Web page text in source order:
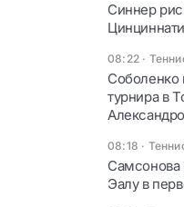
Синнер
08:22 ·
Соболенко
турнира в
08:18 ·
Самсонова
Эалу в